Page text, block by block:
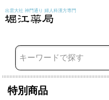
出雲大社 神門通り 婦人科漢方専門
特別商品